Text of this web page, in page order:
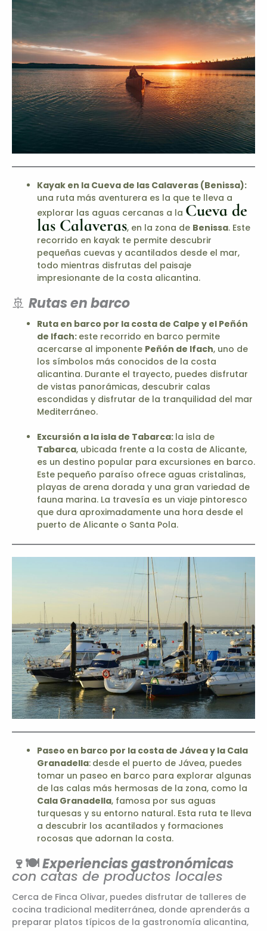
Kayak en la Cueva de las Calaveras (Benissa):
una ruta más aventurera es la que te lleva a
explorar las aguas cercanas a la Cueva de
las Calaveras, en la zona de Benissa. Este
recorrido en kayak te permite descubrir
pequeñas cuevas y acantilados desde el mar,
todo mientras disfrutas del paisaje
impresionante de la costa alicantina.
🚢 Rutas en barco
Ruta en barco por la costa de Calpe y el Peñón
de Ifach: este recorrido en barco permite
acercarse al imponente Peñón de Ifach, uno de
los símbolos más conocidos de la costa
alicantina. Durante el trayecto, puedes disfrutar
de vistas panorámicas, descubrir calas
escondidas y disfrutar de la tranquilidad del mar
Mediterráneo.
Excursión a la isla de Tabarca: la isla de
Tabarca, ubicada frente a la costa de Alicante,
es un destino popular para excursiones en barco.
Este pequeño paraíso ofrece aguas cristalinas,
playas de arena dorada y una gran variedad de
fauna marina. La travesía es un viaje pintoresco
que dura aproximadamente una hora desde el
puerto de Alicante o Santa Pola.
Paseo en barco por la costa de Jávea y la Cala
Granadella: desde el puerto de Jávea, puedes
tomar un paseo en barco para explorar algunas
de las calas más hermosas de la zona, como la
Cala Granadella, famosa por sus aguas
turquesas y su entorno natural. Esta ruta te lleva
a descubrir los acantilados y formaciones
rocosas que adornan la costa.
🍷🍽️Experiencias gastronómicas
con catas de productos locales
Cerca de Finca Olivar, puedes disfrutar de talleres de
cocina tradicional mediterránea, donde aprenderás a
preparar platos típicos de la gastronomía alicantina,